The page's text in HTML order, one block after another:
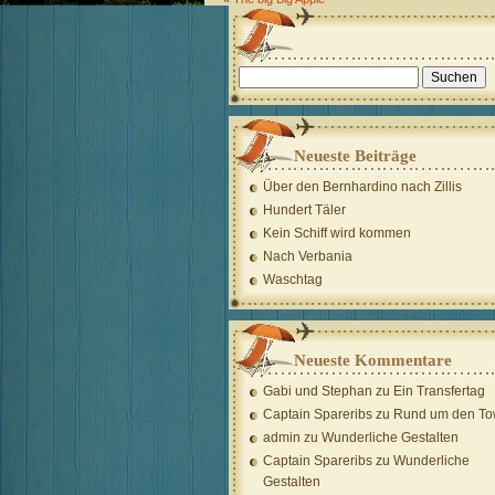
Suchen
nach:
Neueste Beiträge
Über den Bernhardino nach Zillis
Hundert Täler
Kein Schiff wird kommen
Nach Verbania
Waschtag
Neueste Kommentare
Gabi und Stephan zu Ein Transfertag
Captain Spareribs zu Rund um den
admin zu Wunderliche Gestalten
Captain Spareribs zu Wunderliche
Gestalten